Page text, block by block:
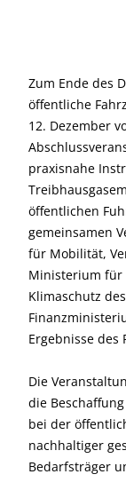
Zum Ende des
öffentliche
12. Dezember
praxisnahe
öffentlichen
gemeinsamen
für Mobilität,
Ministerium für
Klimaschutz
Ergebnisse des
Die
die
bei der
nachhaltiger
Bedarfsträger